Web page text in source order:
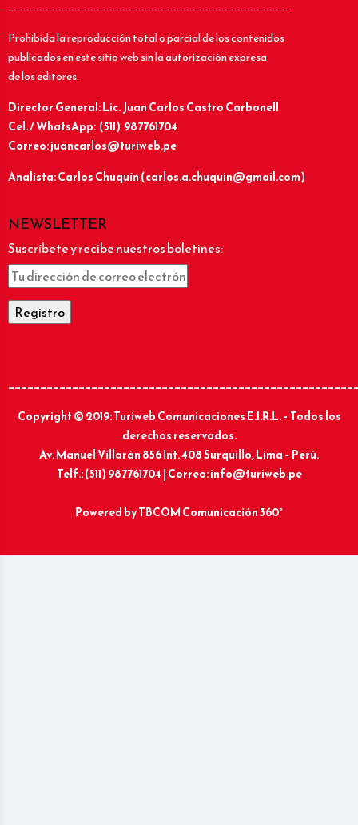
____________________________________________
Prohibida la reproducción total o parcial de los contenidos
publicados en este sitio web sin la autorización expresa
de los editores.
Director General: Lic.Juan Carlos Castro Carbonell
Cel. / WhatsApp: (511) 987761704
Correo: juancarlos@turiweb.pe
Analista: Carlos Chuquín (carlos.a.chuquin@gmail.com)
NEWSLETTER
Suscríbete y recibe nuestros boletines:
Copyright © 2019: Turiweb Comunicaciones E.I.R.L. – Todos los
derechos reservados.
Av. Manuel Villarán 856 Int. 408 Surquillo, Lima – Perú.
Telf.: (511) 987761704 | Correo: info@turiweb.pe
Powered byTBCOM Comunicación 360°